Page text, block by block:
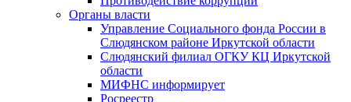
Органы власти
Управление Социального фонда России в
Слюдянском районе Иркутской области
Слюдянский филиал ОГКУ КЦ Иркутской
области
МИФНС информирует
Росреестр